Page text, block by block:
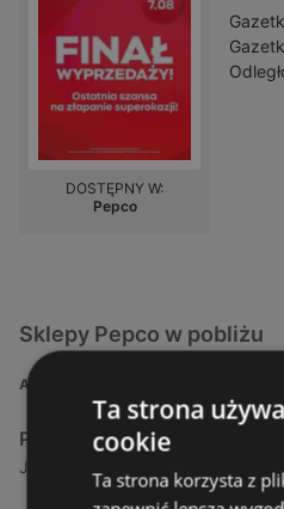
DOSTĘPNY W:
Pepco
Sklepy Pepco w pobliżu
ADRES
Pepco
Jarosława Dąbrowskiego 5, 72-
Ta strona
cookie
Ta strona korzysta z